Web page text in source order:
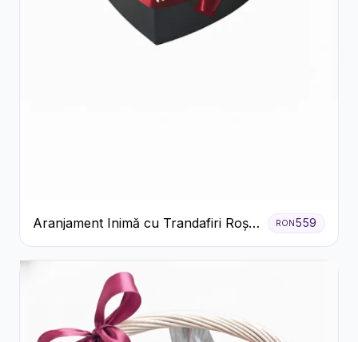
Aranjament Inimă cu Trandafiri Roșii
și Ciocolată Ferrero Rocher
RON559